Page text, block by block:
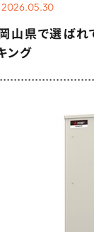
2026.05.30
山県で選ば
ング